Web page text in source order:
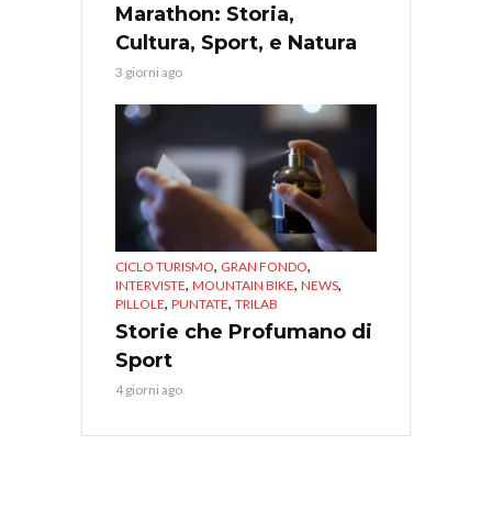
Marathon: Storia,
Cultura, Sport, e Natura
3 giorni ago
CICLO TURISMO, GRAN FONDO,
INTERVISTE, MOUNTAIN BIKE, NEWS,
PILLOLE, PUNTATE, TRILAB
Storie che Profumano di
Sport
4 giorni ago